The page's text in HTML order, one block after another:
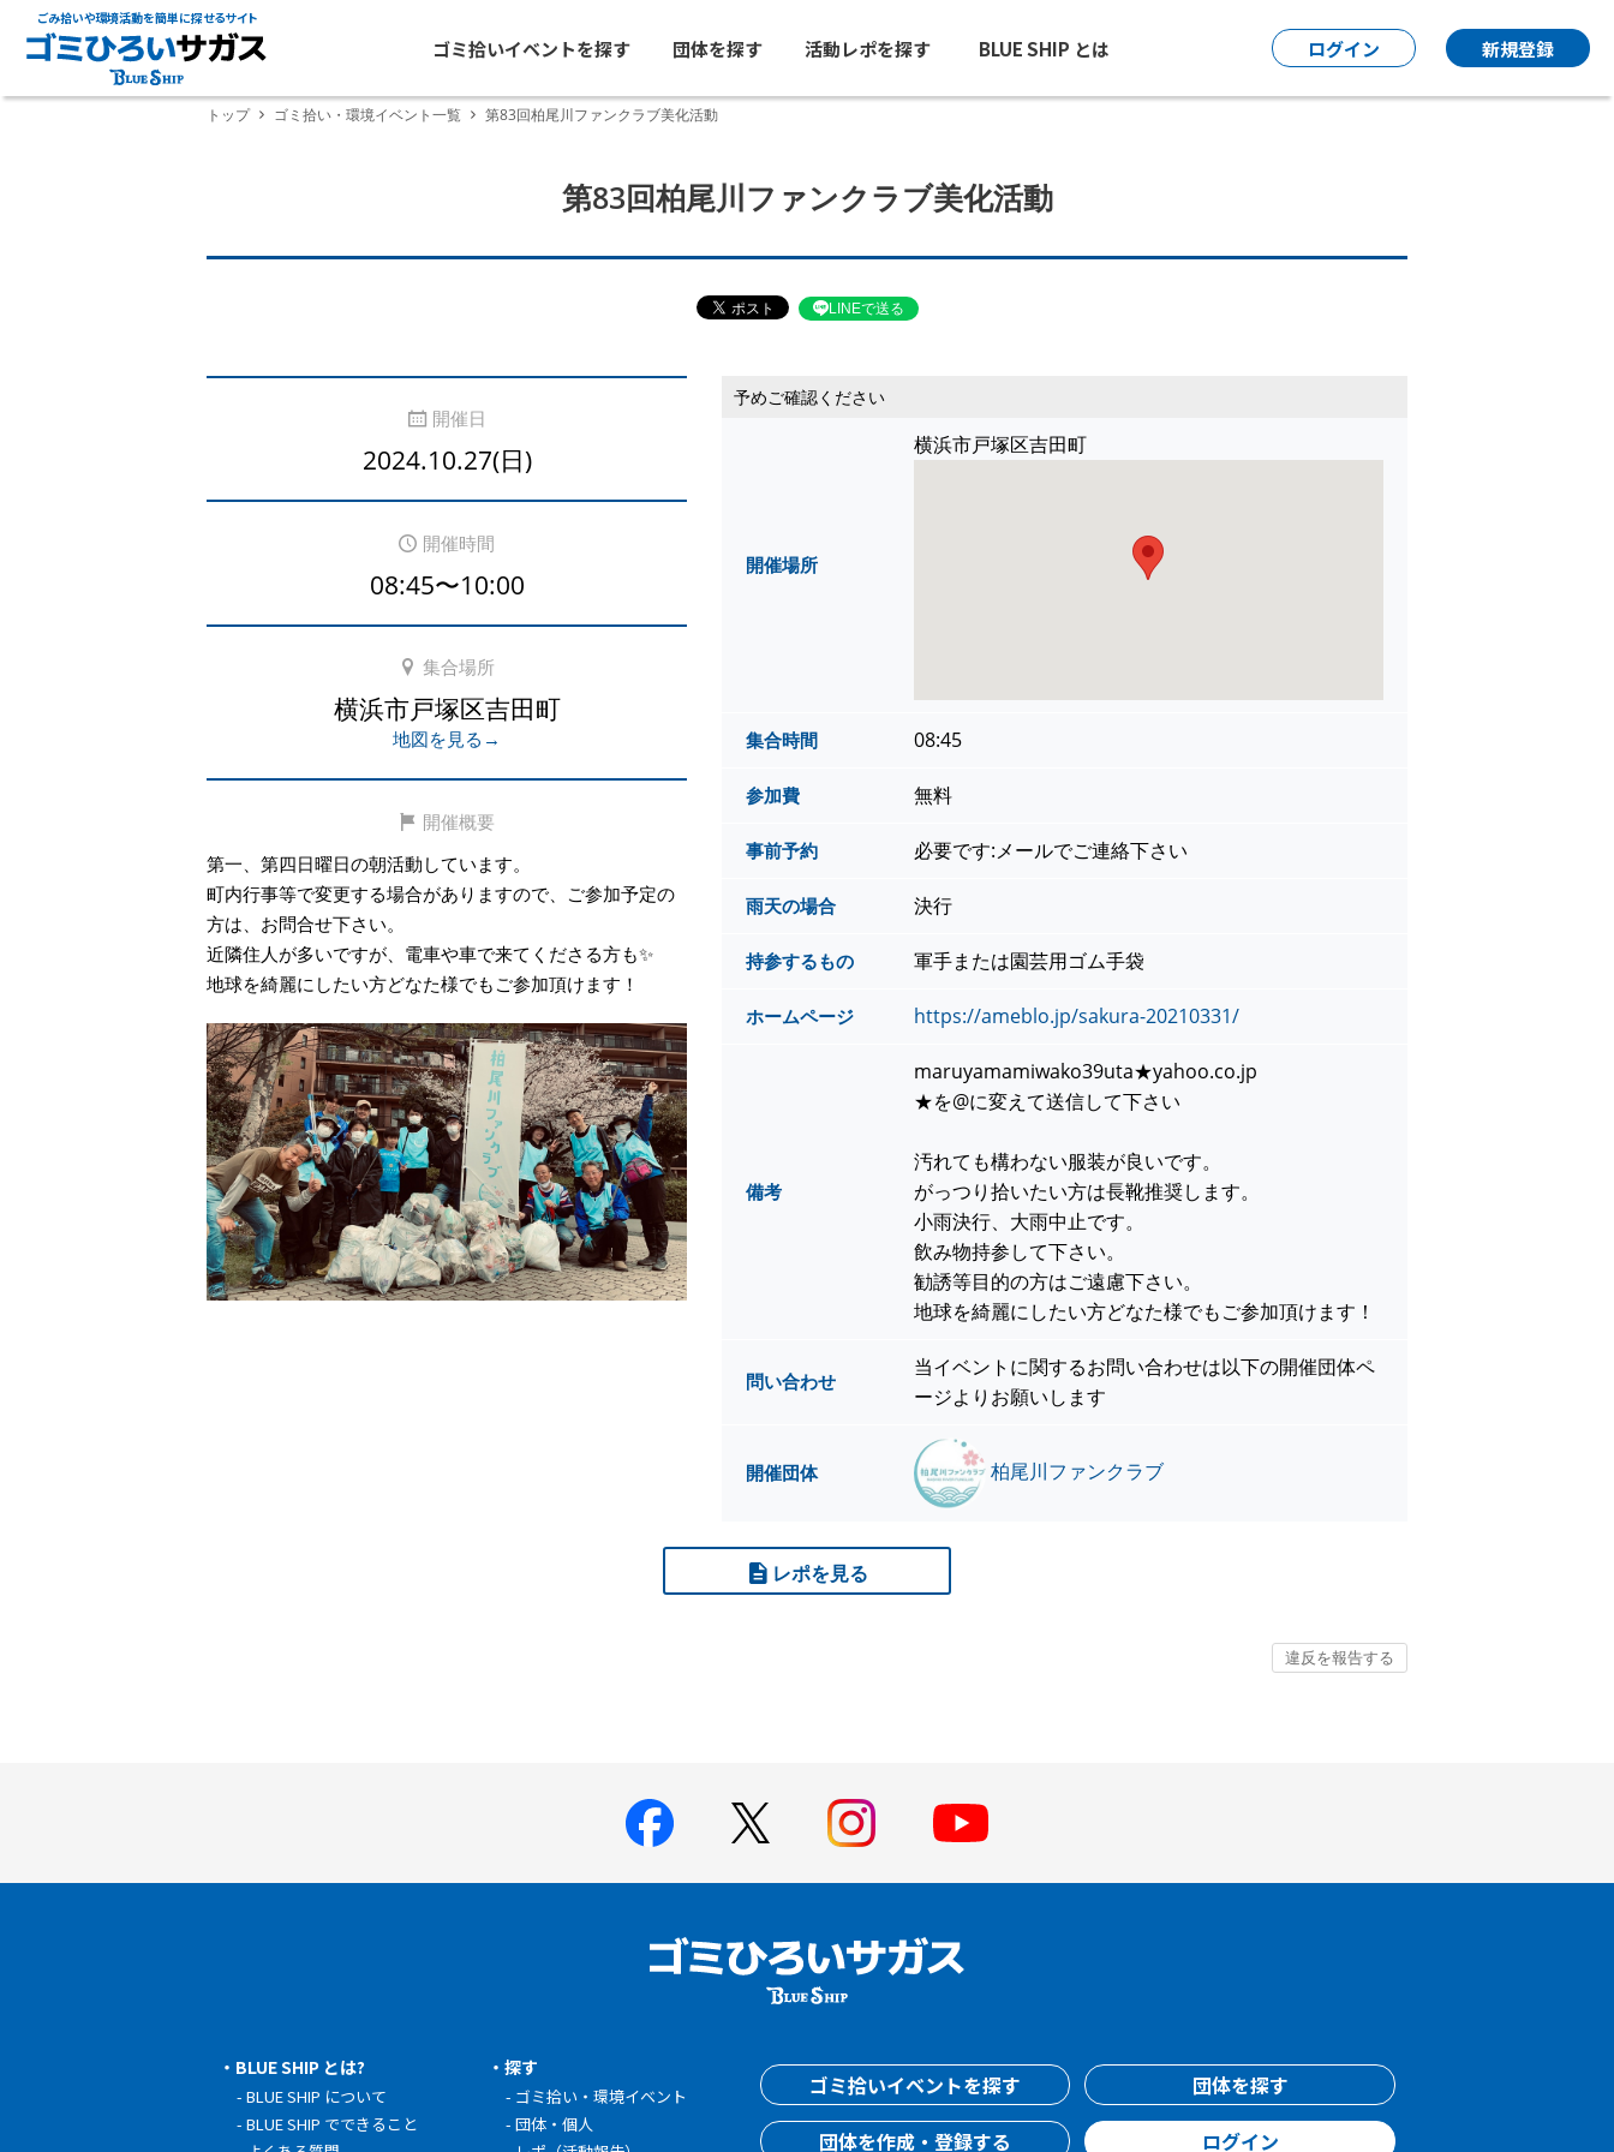
ごみ拾いや環境活動を簡単に探せるサイト
ゴミ拾いイベントを探す 団体を探す 活動レポを探す BLUE SHIP とは ログイン 新規登録
トップ ゴミ拾い・環境イベント一覧 第83回柏尾川ファンクラブ美化活動
第83回柏尾川ファンクラブ美化活動
LINEで送る
開催日
2024.10.27(日)
開催時間
08:45〜10:00
集合場所
横浜市戸塚区吉田町
地図を見る→
開催概要
第一、第四日曜日の朝活動しています。
町内行事等で変更する場合がありますので、ご参加予定の
方は、お問合せ下さい。
近隣住人が多いですが、電車や車で来てくださる方も✨
地球を綺麗にしたい方どなた様でもご参加頂けます！
予めご確認ください
開催場所
横浜市戸塚区吉田町
集合時間 08:45
参加費 無料
事前予約 必要です:メールでご連絡下さい
雨天の場合 決行
持参するもの 軍手または園芸用ゴム手袋
ホームページ https://ameblo.jp/sakura-20210331/
備考
maruyamamiwako39uta★yahoo.co.jp
★を@に変えて送信して下さい
汚れても構わない服装が良いです。
がっつり拾いたい方は長靴推奨します。
小雨決行、大雨中止です。
飲み物持参して下さい。
勧誘等目的の方はご遠慮下さい。
地球を綺麗にしたい方どなた様でもご参加頂けます！
問い合わせ
当イベントに関するお問い合わせは以下の開催団体ペ
ージよりお願いします
開催団体 柏尾川ファンクラブ
レポを見る
BLUE SHIP とは?
BLUE SHIP について
BLUE SHIP でできること
探す
ゴミ拾い・環境イベント
団体・個人
ゴミ拾いイベントを探す
団体を探す
団体を作成・登録する
ログイン